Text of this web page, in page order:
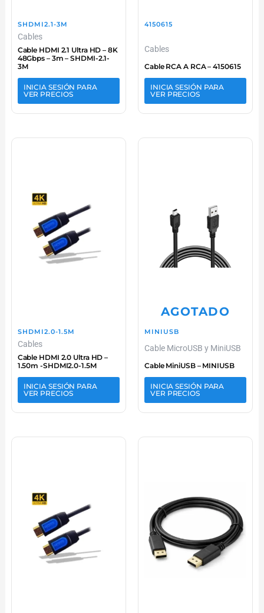
SHDMI2.1-3M
Cables
Cable HDMI 2.1 Ultra HD – 8K
48Gbps – 3m – SHDMI-2.1-
3M
INICIA SESIÓN PARA
VER PRECIOS
4150615
Cables
Cable RCA A RCA – 4150615
INICIA SESIÓN PARA
VER PRECIOS
SHDMI2.0-1.5M
Cables
Cable HDMI 2.0 Ultra HD –
1.50m -SHDMI2.0-1.5M
INICIA SESIÓN PARA
VER PRECIOS
AGOTADO
MINIUSB
Cable MicroUSB y MiniUSB
Cable MiniUSB – MINIUSB
INICIA SESIÓN PARA
VER PRECIOS